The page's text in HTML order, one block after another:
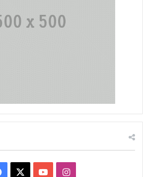
Facebook YouTubeInstagram